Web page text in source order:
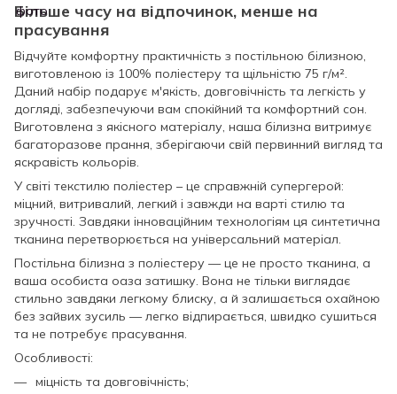
Більше часу на відпочинок, менше на
прасування
Відчуйте комфортну практичність з постільною білизною,
виготовленою із 100% поліестеру та щільністю 75 г/м².
Даний набір подарує м'якість, довговічність та легкість у
догляді, забезпечуючи вам спокійний та комфортний сон.
Виготовлена з якісного матеріалу, наша білизна витримує
багаторазове прання, зберігаючи свій первинний вигляд та
яскравість кольорів.
У світі текстилю поліестер – це справжній супергерой:
міцний, витривалий, легкий і завжди на варті стилю та
зручності. Завдяки інноваційним технологіям ця синтетична
тканина перетворюється на універсальний матеріал.
Постільна білизна з поліестеру — це не просто тканина, а
ваша особиста оаза затишку. Вона не тільки виглядає
стильно завдяки легкому блиску, а й залишається охайною
без зайвих зусиль — легко відпирається, швидко сушиться
та не потребує прасування.
Особливості:
міцність та довговічність;